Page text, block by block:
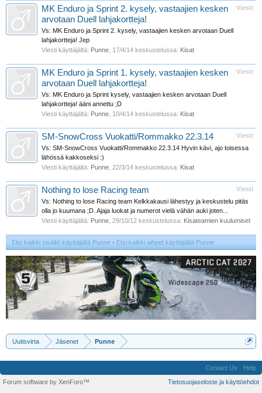
Viesti
MK Enduro ja Sprint 2. kysely, vastaajien kesken
arvotaan Duell lahjakortteja!
Vs: MK Enduro ja Sprint 2. kysely, vastaajien kesken arvotaan Duell
lahjakortteja! Jep
Viesti käyttäjältä: Punne 17/4/14 keskustelussa: Kisat
Viesti
MK Enduro ja Sprint 1. kysely, vastaajien kesken
arvotaan Duell lahjakortteja!
Vs: MK Enduro ja Sprint kysely, vastaajien kesken arvotaan Duell
lahjakortteja! ääni annettu ;D
Viesti käyttäjältä: Punne 10/4/14 keskustelussa: Kisat
Viesti
SM-SnowCross Vuokatti/Rommakko 22.3.14
Vs: SM-SnowCross Vuokatti/Rommakko 22.3.14 Hyvin kävi, ajo toisessa
lähössä kakkoseksi :)
Viesti käyttäjältä: Punne 22/3/14 keskustelussa: Kisat
Viesti
Nothing to lose Racing team
Vs: Nothing to lose Racing team Kelkkakausi lähestyy ja keskustelu pitäs
olla jo kuumana ;D. Ajaja luokat ja numerot vielä vähän auki joten...
Viesti käyttäjältä: Punne 29/10/12 keskustelussa: Kisateamien kuulumiset
Etsi kaikki sisältö käyttäjältä Punne Etsi kaikki aiheet käyttäjältä Punne
Uutisvirta Jäsenet Punne
Contact Us
Help
Tietosuojaseloste ja käyttöehdot
Forum software by XenForo™